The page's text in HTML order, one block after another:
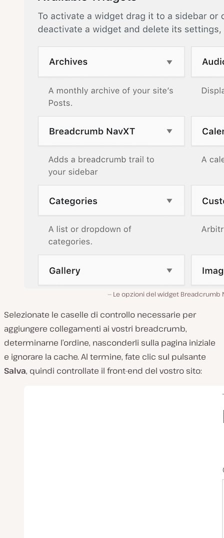
Le opzioni del widget Breadcrumb
Selezionate le caselle di controllo necessarie per
aggiungere collegamenti ai vostri breadcrumb,
determinarne l’ordine, nasconderli sulla pagina iniziale
e ignorare la cache. Al termine, fate clic sul pulsante
Salva, quindi controllate il front-end del vostro sito: